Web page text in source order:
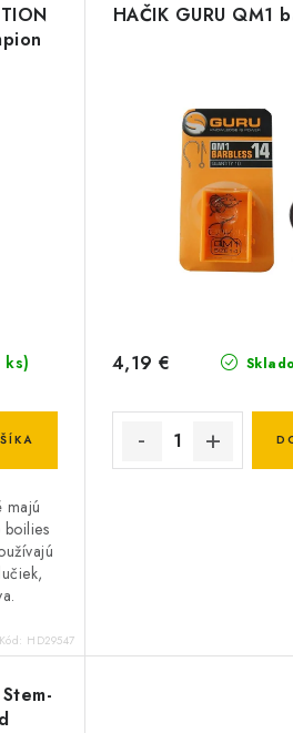
ks)
majú
Kód: HD29547
HAČIK GURU QM1
4,19 €